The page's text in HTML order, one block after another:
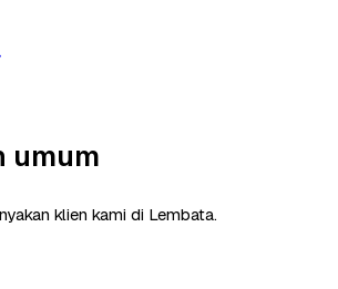
umum
klien kami di Lembata.